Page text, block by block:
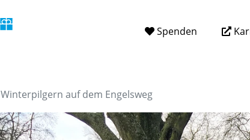
Spenden
Winterpilgern auf dem Engelsweg